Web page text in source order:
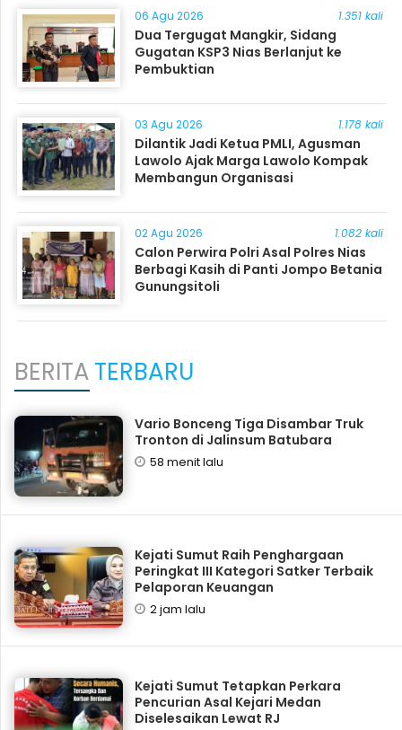
06 Agu 2026 1.351 kali
Dua Tergugat Mangkir, Sidang
Gugatan KSP3 Nias Berlanjut ke
Pembuktian
03 Agu 2026 1.178 kali
Dilantik Jadi Ketua PMLI, Agusman
Lawolo Ajak Marga Lawolo Kompak
Membangun Organisasi
02 Agu 2026 1.082 kali
Calon Perwira Polri Asal Polres Nias
Berbagi Kasih di Panti Jompo Betania
Gunungsitoli
BERITATERBARU
Vario Bonceng Tiga Disambar Truk
Tronton di Jalinsum Batubara
58 menit lalu
Kejati Sumut Raih Penghargaan
Peringkat III Kategori Satker Terbaik
Pelaporan Keuangan
2 jam lalu
Kejati Sumut Tetapkan Perkara
Pencurian Asal Kejari Medan
Diselesaikan Lewat RJ